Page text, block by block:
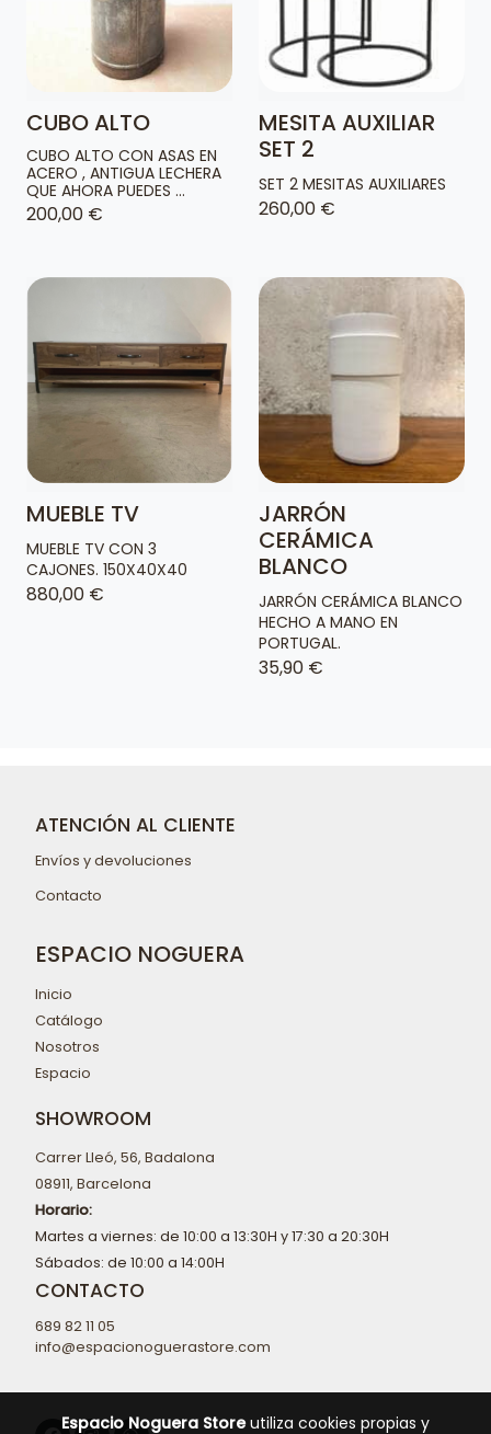
CUBO ALTO
CUBO ALTO CON ASAS EN
ACERO , ANTIGUA LECHERA
QUE AHORA PUEDES ...
200,00 €
MESITA AUXILIAR
SET 2
SET 2 MESITAS AUXILIARES
260,00 €
MUEBLE TV
MUEBLE TV CON 3
CAJONES. 150X40X40
880,00 €
JARRÓN
CERÁMICA
BLANCO
JARRÓN CERÁMICA BLANCO
HECHO A MANO EN
PORTUGAL.
35,90 €
ATENCIÓN AL CLIENTE
Envíos y devoluciones
Contacto
ESPACIO NOGUERA
Inicio
Catálogo
Nosotros
Espacio
SHOWROOM
Carrer Lleó, 56, Badalona
08911, Barcelona
Horario:
Martes a viernes: de 10:00 a 13:30H y 17:30 a 20:30H
Sábados: de 10:00 a 14:00H
CONTACTO
689 82 11 05
info@espacionoguerastore.com
Espacio Noguera Storeutiliza cookies propias y